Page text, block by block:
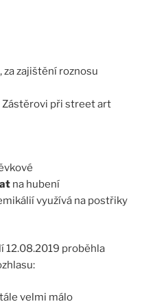
za zajištění roznosu
Zástěrovi při street art
na hubení
využívá na postřiky
12.08.2019 proběhla
velmi málo